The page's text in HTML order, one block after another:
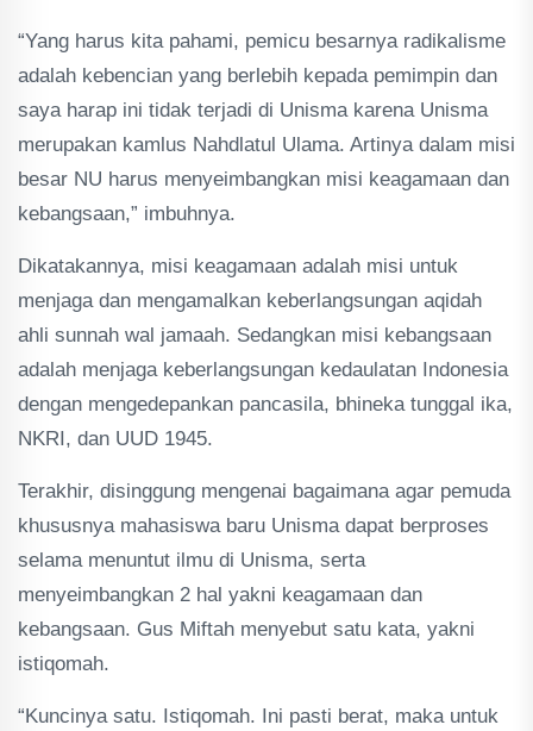
“Yang harus kita pahami, pemicu besarnya radikalisme
adalah kebencian yang berlebih kepada pemimpin dan
saya harap ini tidak terjadi di Unisma karena Unisma
merupakan kamlus Nahdlatul Ulama. Artinya dalam misi
besar NU harus menyeimbangkan misi keagamaan dan
kebangsaan,” imbuhnya.
Dikatakannya, misi keagamaan adalah misi untuk
menjaga dan mengamalkan keberlangsungan aqidah
ahli sunnah wal jamaah. Sedangkan misi kebangsaan
adalah menjaga keberlangsungan kedaulatan Indonesia
dengan mengedepankan pancasila, bhineka tunggal ika,
NKRI, dan UUD 1945.
Terakhir, disinggung mengenai bagaimana agar pemuda
khususnya mahasiswa baru Unisma dapat berproses
selama menuntut ilmu di Unisma, serta
menyeimbangkan 2 hal yakni keagamaan dan
kebangsaan. Gus Miftah menyebut satu kata, yakni
istiqomah.
“Kuncinya satu. Istiqomah. Ini pasti berat, maka untuk